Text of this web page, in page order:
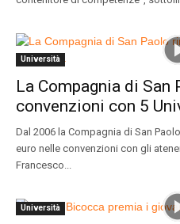
Università
La Compagnia di San
convenzioni con 5
Dal 2006 la Compagnia di San
euro nelle convenzioni con gli
Francesco...
Università